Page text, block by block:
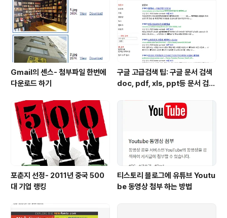
는지 손으로 찍었는지 하는 사진들이 참 많이 올라와있다.
일인당 평균 3~4개는 업로드 하는것 같다. 물론 이벤트 응
모 조건상 포토샵 처리..
Gmail의 센스- 첨부파일 한번에
다운로드 하기
구글 고급검색 팁: 구글 문서 검색
doc, pdf, xls, ppt등 문서 검색
포춘지 선정- 2011년 중국 500
대 기업 랭킹
티스토리 블로그에 유튜브 Youtu
be 동영상 첨부 하는 방법